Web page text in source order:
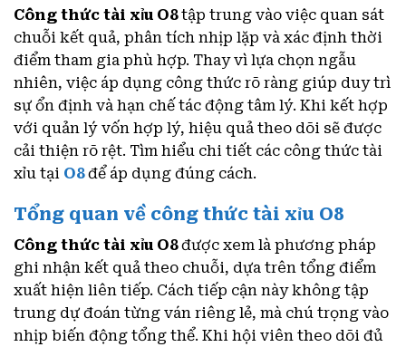
Công thức tài xỉu O8tập trung vào việc quan sát
chuỗi kết quả, phân tích nhịp lặp và xác định thời
điểm tham gia phù hợp. Thay vì lựa chọn ngẫu
nhiên, việc áp dụng công thức rõ ràng giúp duy trì
sự ổn định và hạn chế tác động tâm lý. Khi kết hợp
với quản lý vốn hợp lý, hiệu quả theo dõi sẽ được
cải thiện rõ rệt. Tìm hiểu chi tiết các công thức tài
xỉu tại O8để áp dụng đúng cách.
Tổng quan về công thức tài xỉu O8
Công thức tài xỉu O8được xem là phương pháp
ghi nhận kết quả theo chuỗi, dựa trên tổng điểm
xuất hiện liên tiếp. Cách tiếp cận này không tập
trung dự đoán từng ván riêng lẻ, mà chú trọng vào
nhịp biến động tổng thể. Khi hội viên theo dõi đủ